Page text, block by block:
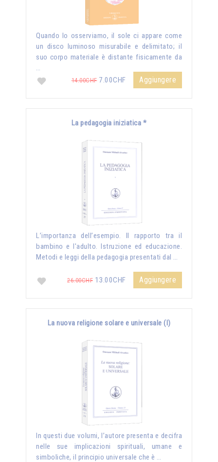
Quando lo osserviamo, il sole ci appare come
un disco luminoso misurabile e delimitato; il
suo corpo materiale è distante fisicamente da
…
14.00CHF7.00CHF Aggiungere
La pedagogia iniziatica *
L’importanza dell’esempio. Il rapporto tra il
bambino e l'adulto. Istruzione ed educazione.
Metodi e leggi della pedagogia presentati dal …
26.00CHF 13.00CHF Aggiungere
La nuova religione solare e universale (I)
In questi due volumi, l’autore presenta e decifra
nelle sue implicazioni spirituali, umane e
simboliche, il principio universale che è …